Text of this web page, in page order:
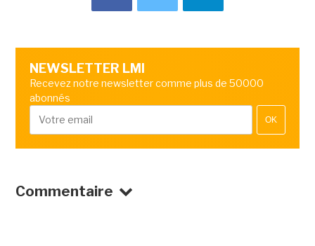
NEWSLETTER LMI
Recevez notre newsletter comme plus de 50000
abonnés
OK
Commentaire